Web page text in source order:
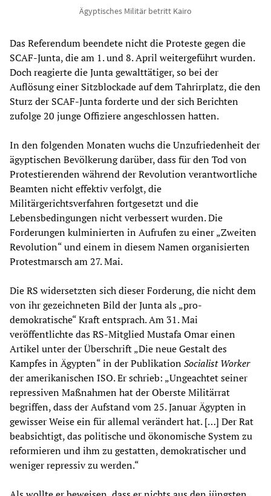
Ägyptisches Militär betritt Kairo
Das Referendum beendete nicht die Proteste gegen die
SCAF-Junta, die am 1. und 8. April weitergeführt wurden.
Doch reagierte die Junta gewalttätiger, so bei der
Auflösung einer Sitzblockade auf dem Tahrirplatz, die den
Sturz der SCAF-Junta forderte und der sich Berichten
zufolge 20 junge Offiziere angeschlossen hatten.
In den folgenden Monaten wuchs die Unzufriedenheit der
ägyptischen Bevölkerung darüber, dass für den Tod von
Protestierenden während der Revolution verantwortliche
Beamten nicht effektiv verfolgt, die
Militärgerichtsverfahren fortgesetzt und die
Lebensbedingungen nicht verbessert wurden. Die
Forderungen kulminierten in Aufrufen zu einer „Zweiten
Revolution“ und einem in diesem Namen organisierten
Protestmarsch am 27. Mai.
Die RS widersetzten sich dieser Forderung, die nicht dem
von ihr gezeichneten Bild der Junta als „pro-
demokratische“ Kraft entsprach. Am 31. Mai
veröffentlichte das RS-Mitglied Mustafa Omar einen
Artikel unter der Überschrift „Die neue Gestalt des
Kampfes in Ägypten“ in der PublikationSocialist Worker
der amerikanischen ISO. Er schrieb: „Ungeachtet seiner
repressiven Maßnahmen hat der Oberste Militärrat
begriffen, dass der Aufstand vom 25. Januar Ägypten in
gewisser Weise ein für allemal verändert hat. […] Der Rat
beabsichtigt, das politische und ökonomische System zu
reformieren und ihm zu gestatten, demokratischer und
weniger repressiv zu werden.“